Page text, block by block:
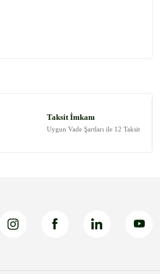
Taksit İmkanı
Uygun Vade Şartları ile 12 Taksit